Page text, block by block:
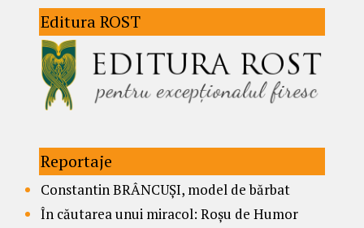
Editura ROST
Reportaje
Constantin BRÂNCUȘI, model de bărbat
În căutarea unui miracol: Roșu de Humor